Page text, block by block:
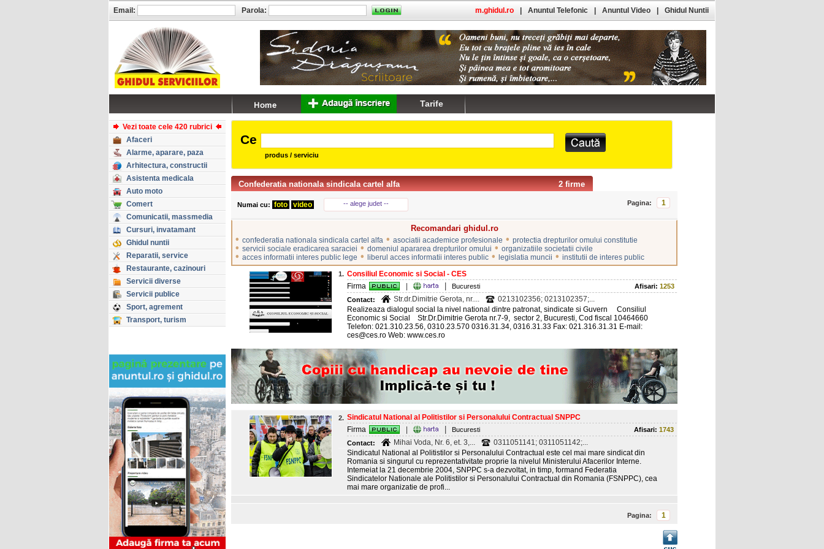
Vezi toate cele 420 rubrici
Afaceri
Alarme, aparare, paza
Arhitectura, constructii
Asistenta medicala
Auto moto
Comert
Comunicatii, massmedia
Cursuri, invatamant
Ghidul nuntii
Reparatii, service
Restaurante, cazinouri
Servicii diverse
Servicii publice
Sport, agrement
Transport, turism
Ce
produs / serviciu
2 firme
Confederatia nationala sindicala cartel alfa
Numai cu: foto video -- alege judet -- Pagina: 1
Recomandari ghidul.ro
• confederatia nationala sindicala cartel alfa • asociatii academice profesionale • protectia drepturilor omului constitutie
• servicii sociale eradicarea saraciei • domeniul apararea drepturilor omului • organizatiile societatii civile
• acces informatii interes public lege • liberul acces informatii interes public • legislatia muncii • institutii de interes public
1. Consiliul Economic si Social - CES
Firma
Bucuresti Afisari: 1253
Contact:
Str.dr.Dimitrie Gerota, nr....
0213102356; 0213102357;...
Realizeaza dialogul social la nivel national dintre patronat, sindicate si Guvern Consiliul
Economic si Social Str.Dr.Dimitrie Gerota nr.7-9, sector 2, Bucuresti, Cod fiscal 10464660
Telefon: 021.310.23.56, 0310.23.570 0316.31.34, 0316.31.33 Fax: 021.316.31.31 E-mail:
ces@ces.ro Web: www.ces.ro
2. Sindicatul National al Politistilor si Personalului Contractual SNPPC
Firma
Bucuresti Afisari: 1743
Contact:
Mihai Voda, Nr. 6, et. 3,...
0311051141; 0311051142;...
Sindicatul National al Politistilor si Personalului Contractual este cel mai mare sindicat din
Romania si singurul cu reprezentativitate proprie la nivelul Ministerului Afacerilor Interne.
Intemeiat la 21 decembrie 2004, SNPPC s-a dezvoltat, in timp, formand Federatia
Sindicatelor Nationale ale Politistilor si Personalului Contractual din Romania (FSNPPC), cea
mai mare organizatie de profi...
Pagina: 1
Email: Parola: m.ghidul.ro Anuntul Telefonic Anuntul Video Ghidul Nuntii
Tarife